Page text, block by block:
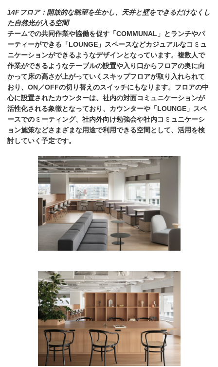
14Fフロア：開放的な眺望を生かし、天井と壁をできるだけなくし
た自然光が入る空間
チームでの共同作業や協働を促す「COMMUNAL」とランチやパ
ーティーができる「LOUNGE」スペースなどカジュアルなコミュ
ニケーションができるようなデザインとなっています。複数人で
作業ができるようなテーブルの設置や入り口からフロアの奥に向
かって床の高さが上がっていくスキップフロアが取り入れられて
おり、ON／OFFの切り替えのスイッチにもなります。フロアの中
心に設置されたカウンターは、社内の対面コミュニケーションが
活性化される象徴となっており、カウンターや「LOUNGE」スペ
ースでのミーティング、社内外向け勉強会や社内コミュニケーシ
ョン施策などさまざまな用途で利用できる空間として、活用を検
討していく予定です。